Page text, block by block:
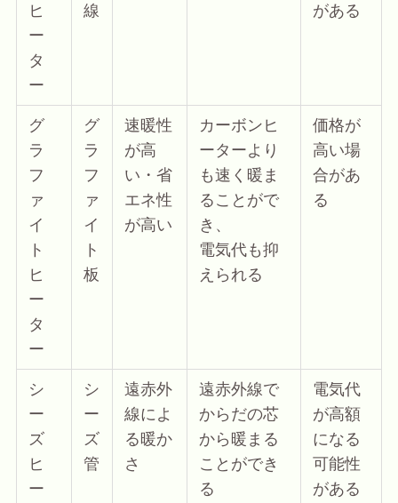
ヒ
ー
タ
ー
線
がある
グ
ラ
フ
ァ
イ
ト
ヒ
ー
タ
ー
グ
ラ
フ
ァ
イ
ト
板
速暖性
が高
い・省
エネ性
が高い
カーボンヒ
ーターより
も速く暖ま
ることがで
き、
電気代も抑
えられる
価格が
高い場
合があ
る
シ
ー
ズ
ヒ
ー
シ
ー
ズ
管
遠赤外
線によ
る暖か
さ
遠赤外線で
からだの芯
から暖まる
ことができ
る
電気代
が高額
になる
可能性
がある